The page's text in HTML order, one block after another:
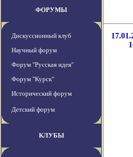
ФОРУМЫ
Дискуссионный клуб
Научный форум
Форум "Русская идея"
Форум "Курск"
Исторический форум
Детский форум
КЛУБЫ